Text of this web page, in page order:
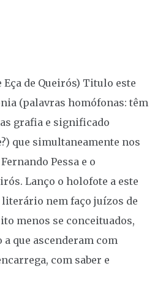
de Queirós) Titulo este
(palavras homófonas: têm
grafia e significado
que simultaneamente nos
Pessa e o
Lanço o holofote a este
nem faço juízos de
menos se conceituados,
a que ascenderam com
com saber e